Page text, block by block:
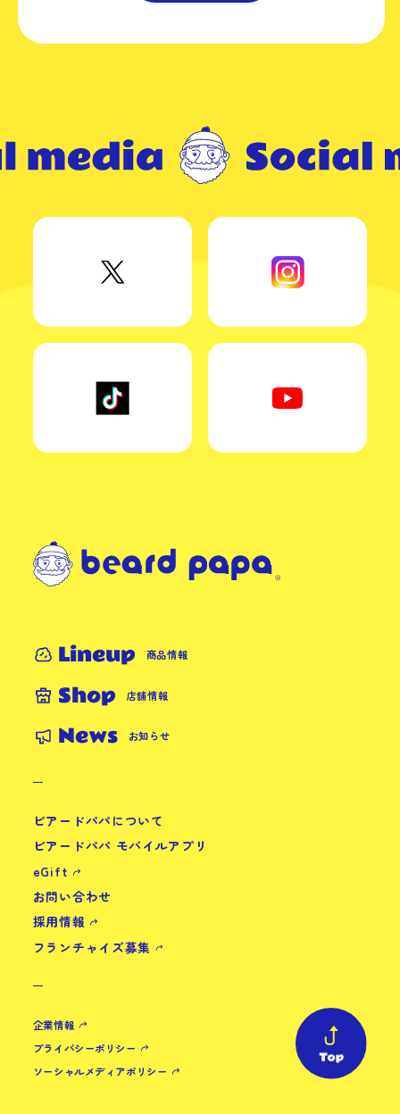
Lineup 商品情報
Shop 店舗情報
News お知らせ
ビアードパパについて
ビアードパパ モバイルアプリ
eGift
お問い合わせ
採用情報
フランチャイズ募集
企業情報
プライバシーポリシー
ソーシャルメディアポリシー